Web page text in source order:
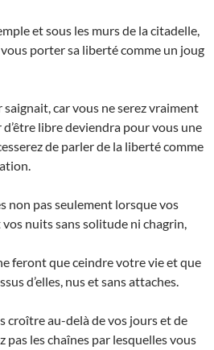
et sous les murs de la citadelle,
vous porter sa liberté comme un joug
car vous ne serez vraiment
libre deviendra pour vous une
de parler de la liberté comme
non pas seulement lorsque vos
nuits sans solitude ni chagrin,
feront que ceindre votre vie et que
d’elles, nus et sans attaches.
croître au-delà de vos jours et de
pas les chaînes par lesquelles vous